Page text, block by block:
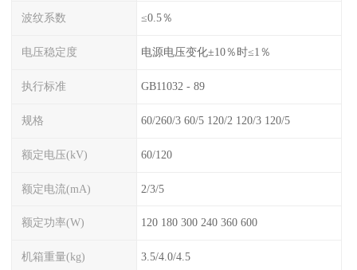
波纹系数 ≤0.5％
电压稳定度 电源电压变化±10％时≤1％
执行标准 GB11032 - 89
规格 60/260/3 60/5 120/2 120/3 120/5
额定电压(kV) 60/120
额定电流(mA) 2/3/5
额定功率(W) 120 180 300 240 360 600
机箱重量(kg) 3.5/4.0/4.5